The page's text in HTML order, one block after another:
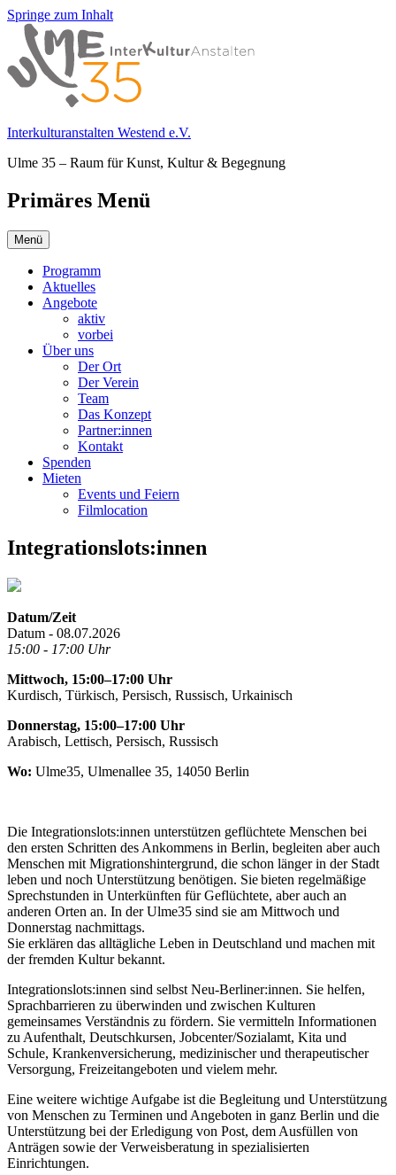
Springe zum Inhalt
Interkulturanstalten Westend e.V.
Ulme 35 – Raum für Kunst, Kultur & Begegnung
Primäres Menü
Menü
Programm
Aktuelles
Angebote
aktiv
vorbei
Über uns
Der Ort
Der Verein
Team
Das Konzept
Partner:innen
Kontakt
Spenden
Mieten
Events und Feiern
Filmlocation
Integrationslots:innen
Datum/Zeit
Datum - 08.07.2026
15:00 - 17:00 Uhr
Mittwoch, 15:00–17:00 Uhr
Kurdisch, Türkisch, Persisch, Russisch, Urkainisch
Donnerstag, 15:00–17:00 Uhr
Arabisch, Lettisch, Persisch, Russisch
Wo: Ulme35, Ulmenallee 35, 14050 Berlin
Die Integrationslots:innen unterstützen geflüchtete Menschen bei
den ersten Schritten des Ankommens in Berlin, begleiten aber auch
Menschen mit Migrationshintergrund, die schon länger in der Stadt
leben und noch Unterstützung benötigen. Sie bieten regelmäßige
Sprechstunden in Unterkünften für Geflüchtete, aber auch an
anderen Orten an. In der Ulme35 sind sie am Mittwoch und
Donnerstag nachmittags.
Sie erklären das alltägliche Leben in Deutschland und machen mit
der fremden Kultur bekannt.
Integrationslots:innen sind selbst Neu-Berliner:innen. Sie helfen,
Sprachbarrieren zu überwinden und zwischen Kulturen
gemeinsames Verständnis zu fördern. Sie vermitteln Informationen
zu Aufenthalt, Deutschkursen, Jobcenter/Sozialamt, Kita und
Schule, Krankenversicherung, medizinischer und therapeutischer
Versorgung, Freizeitangeboten und vielem mehr.
Eine weitere wichtige Aufgabe ist die Begleitung und Unterstützung
von Menschen zu Terminen und Angeboten in ganz Berlin und die
Unterstützung bei der Erledigung von Post, dem Ausfüllen von
Anträgen sowie der Verweisberatung in spezialisierten
Einrichtungen.